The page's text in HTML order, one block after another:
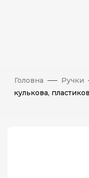
Головна Ручки
кулькова,